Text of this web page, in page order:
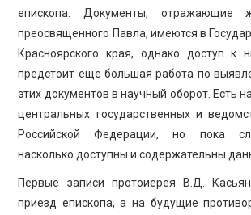
епископа. Документы, отражающие
преосвященного Павла, имеются в
Красноярского края, однако доступ к
предстоит еще большая работа по
этих документов в научный оборот. Есть
центральных государственных и
Российской Федерации, но пока
насколько доступны и содержательны
Первые записи протоиерея В.Д.
приезд епископа, а на будущие